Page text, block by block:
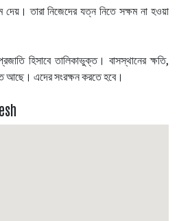
দেয়। তারা নিজেদের যত্ন নিতে সক্ষম না হওয়া
হিসাবে তালিকাভুক্ত। বাসস্থানের ক্ষতি,
আছে। এদের সংরক্ষন করতে হবে।